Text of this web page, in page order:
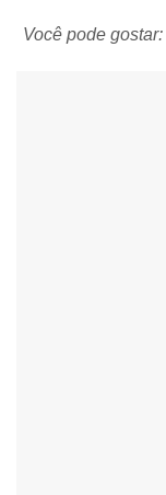
Você pode gostar: